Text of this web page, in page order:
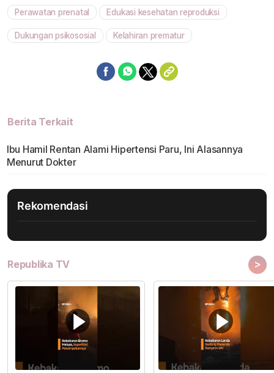
Perawatan prenatal Edukasi kesehatan reproduksi
Dukungan psikososial Kelahiran prematur
Berita Terkait
Ibu Hamil Rentan Alami Hipertensi Paru, Ini Alasannya
Menurut Dokter
Rekomendasi
Republika TV >